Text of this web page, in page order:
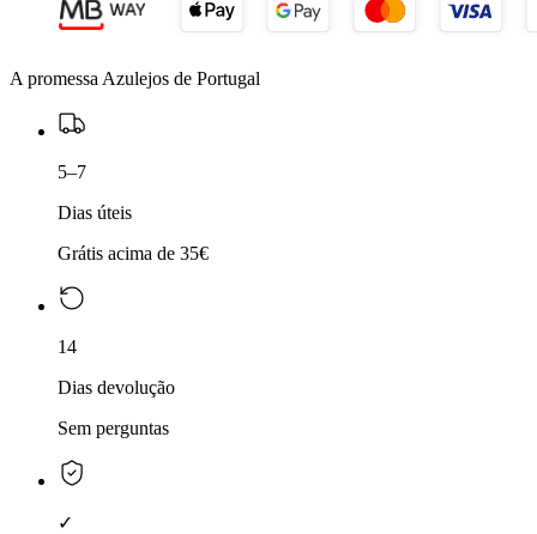
A promessa Azulejos de Portugal
5–7
Dias úteis
Grátis acima de 35€
14
Dias devolução
Sem perguntas
✓